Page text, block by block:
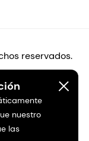
nuestro
las
reservados.